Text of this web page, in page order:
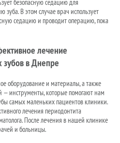
безопасную седацию для
В этом случае врач использует
седацию и проводит операцию, пока
лечение
в Днепре
оборудование и материалы, а также
— инструменты, которые помогают нам
самых маленьких пациентов клиники.
лечения периодонтита
После лечения в нашей клинике
и больницы.